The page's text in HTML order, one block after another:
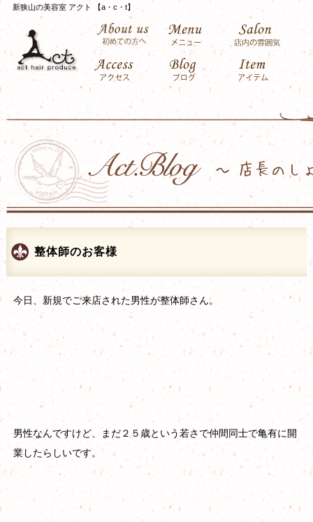
新狭山の美容室 アクト 【a・c・t】
整体師のお客様
今日、新規でご来店された男性が整体師さん。
男性なんですけど、まだ２５歳という若さで仲間同士で亀有に開
業したらしいです。